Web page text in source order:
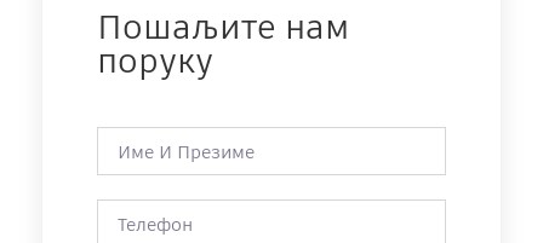
Пошаљите нам
поруку